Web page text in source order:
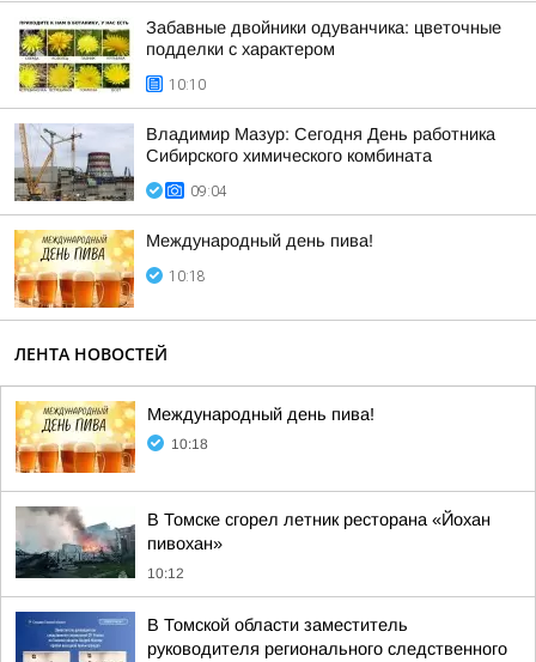
Забавные двойники одуванчика: цветочные
подделки с характером
10:10
Владимир Мазур: Сегодня День работника
Сибирского химического комбината
09:04
Международный день пива!
10:18
ЛЕНТА НОВОСТЕЙ
Международный день пива!
10:18
В Томске сгорел летник ресторана «Йохан
пивохан»
10:12
В Томской области заместитель
руководителя регионального следственного